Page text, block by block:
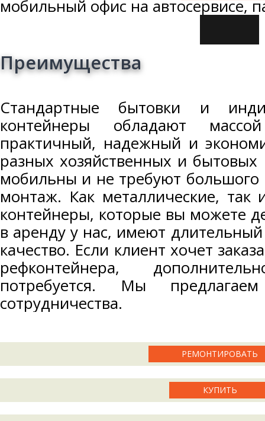
мобильный офис на автосервисе,
Преимущества
Стандартные бытовки и
контейнеры обладают
практичный, надежный и
разных хозяйственных и
мобильны и не требуют большого
монтаж. Как металлические, так
контейнеры, которые вы можете
в аренду у нас, имеют
качество. Если клиент хочет
рефконтейнера,
потребуется. Мы
сотрудничества.
РЕМОНТИРОВАТЬ
КУПИТЬ